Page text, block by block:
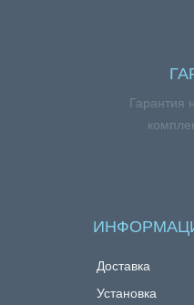
Гарантия
Доставка
Установка